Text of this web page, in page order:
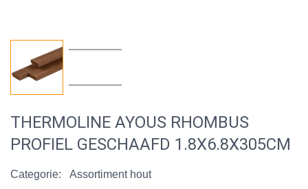
THERMOLINE AYOUS RHOMBUS
PROFIEL GESCHAAFD 1.8X6.8X305CM
Categorie:
Assortiment hout